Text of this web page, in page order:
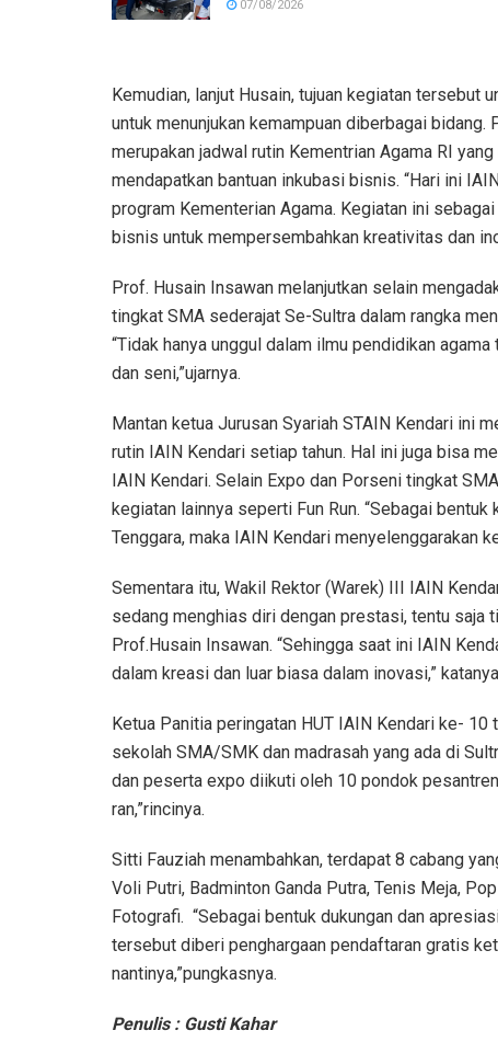
07/08/2026
Kemudian, lanjut Husain, tujuan kegiatan
untuk menunjukan kemampuan diberbagai
merupakan jadwal rutin Kementrian Agama RI
mendapatkan bantuan inkubasi bisnis. “Hari ini
program Kementerian Agama. Kegiatan ini
bisnis untuk mempersembahkan kreativitas dan
Prof. Husain Insawan melanjutkan selain
tingkat SMA sederajat Se-Sultra dalam rangka
“Tidak hanya unggul dalam ilmu pendidikan
dan seni,”ujarnya.
Mantan ketua Jurusan Syariah STAIN Kendari ini
rutin IAIN Kendari setiap tahun. Hal ini juga bisa
IAIN Kendari. Selain Expo dan Porseni tingkat
kegiatan lainnya seperti Fun Run. “Sebagai
Tenggara, maka IAIN Kendari menyelenggarakan
Sementara itu, Wakil Rektor (Warek) III IAIN
sedang menghias diri dengan prestasi, tentu saja
Prof.Husain Insawan. “Sehingga saat ini IAIN
dalam kreasi dan luar biasa dalam inovasi,”
Ketua Panitia peringatan HUT IAIN Kendari ke-
sekolah SMA/SMK dan madrasah yang ada di
dan peserta expo diikuti oleh 10 pondok
ran,”rincinya.
Sitti Fauziah menambahkan, terdapat 8 cabang
Voli Putri, Badminton Ganda Putra, Tenis Meja,
Fotografi. “Sebagai bentuk dukungan dan
tersebut diberi penghargaan pendaftaran gratis
nantinya,”pungkasnya.
Penulis : Gusti Kahar